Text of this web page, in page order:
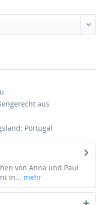
aus
Portugal
von Anna und Paul
in... mehr